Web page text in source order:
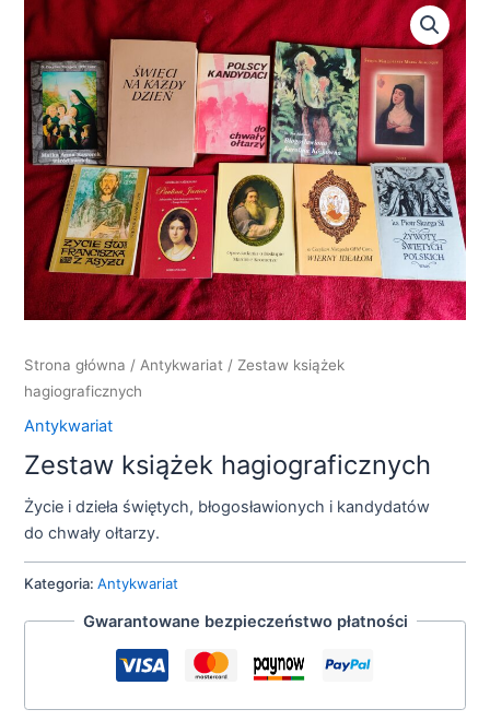
Strona główna / Antykwariat / Zestaw książek
hagiograficznych
Antykwariat
Zestaw książek hagiograficznych
Życie i dzieła świętych, błogosławionych i kandydatów
do chwały ołtarzy.
Kategoria:Antykwariat
Gwarantowane bezpieczeństwo płatności